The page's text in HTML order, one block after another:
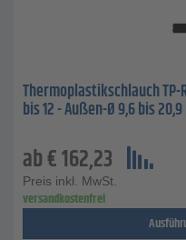
Thermoplastikschlauch TP-
bis 12 - Außen-Ø 9,6 bis
ab€162,23
Preis inkl. MwSt.
versandkostenfrei